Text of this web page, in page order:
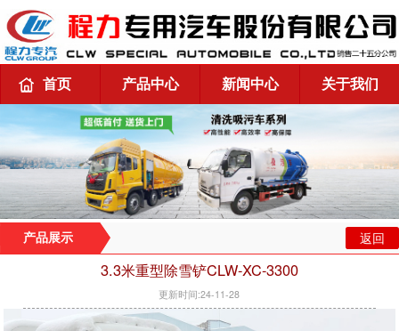
首页 产品中心 新闻中心 关于我们
产品展示 返回
3.3米重型除雪铲CLW-XC-3300
更新时间:24-11-28